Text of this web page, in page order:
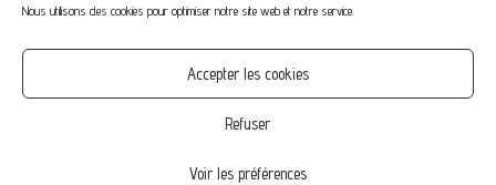
Nous utilisons des cookies pour optimiser notre site web et notre service.
Accepter les cookies
Refuser
Voir les préférences
Mot de passe perdu